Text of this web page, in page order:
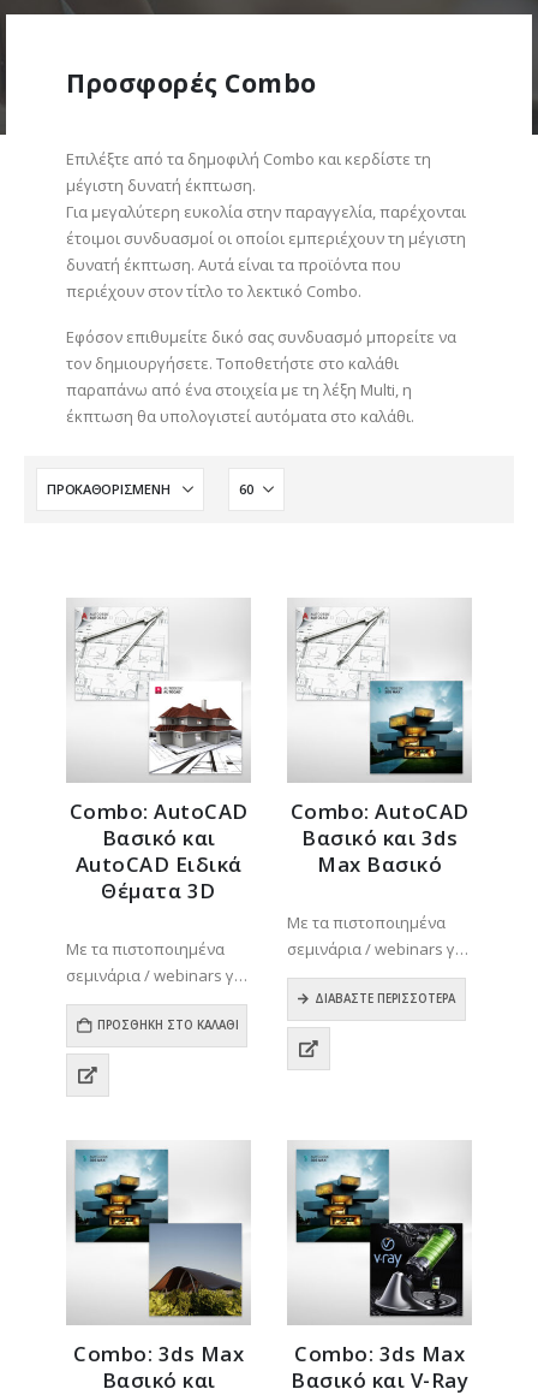
Προσφορές Combo
Επιλέξτε από τα δημοφιλή Combo και κερδίστε τη
μέγιστη δυνατή έκπτωση.
Για μεγαλύτερη ευκολία στην παραγγελία, παρέχονται
έτοιμοι συνδυασμοί οι οποίοι εμπεριέχουν τη μέγιστη
δυνατή έκπτωση. Αυτά είναι τα προϊόντα που
περιέχουν στον τίτλο το λεκτικό Combo.
Εφόσον επιθυμείτε δικό σας συνδυασμό μπορείτε να
τον δημιουργήσετε. Τοποθετήστε στο καλάθι
παραπάνω από ένα στοιχεία με τη λέξη Multi, η
έκπτωση θα υπολογιστεί αυτόματα στο καλάθι.
Combo: AutoCAD
Βασικό και
AutoCAD Ειδικά
Θέματα 3D
Με τα πιστοποιημένα
σεμινάρια / webinars για
την εφαρμογή AutoCAD,
μπορείτε να
εκπαιδευτείτε με την
βοήθεια εισηγητή σε
ποιοτικών ψηφιακών
δισδιάστατων και
τρισδιάστατων σχεδίων.
Η…
ΠΡΟΣΘΉΚΗ ΣΤΟ ΚΑΛΆΘΙ
Combo: AutoCAD
Βασικό και 3ds
Max Βασικό
Με τα πιστοποιημένα
σεμινάρια / webinars για
την εφαρμογή AutoCAD,
μπορείτε να
εκπαιδευτείτε με την
βοήθεια εισηγητή σε
δισδιάστατων σχεδίων
και για την…
ΔΙΑΒΆΣΤΕ ΠΕΡΙΣΣΌΤΕΡΑ
Combo: 3ds Max
Βασικό και
Combo: 3ds Max
Βασικό και V-Ray